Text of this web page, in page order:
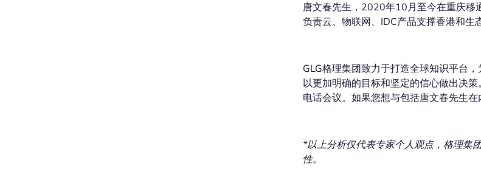
唐文春先生，2020年10月至今在重庆
负责云、物联网、IDC产品支撑香港和生
GLG格理集团致力于打造全球知识平台
以更加明确的目标和坚定的信心做出决
电话会议。如果您想与包括唐文春先生在
*以上分析仅代表专家个人观点，格理集
性。